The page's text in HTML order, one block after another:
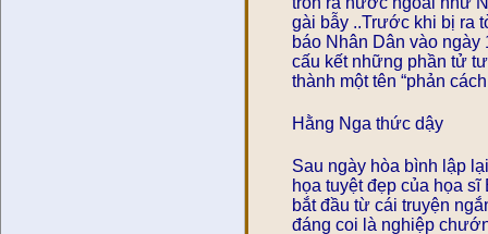
gài bẫy ..Trước khi bị ra
báo Nhân Dân vào
cấu kết những phần tử
thành một tên “phản
Hằng Nga thức dậy
Sau ngày hòa bình lập
họa tuyệt đẹp của họa
bắt đầu từ cái truyện
đáng coi là nghiệp